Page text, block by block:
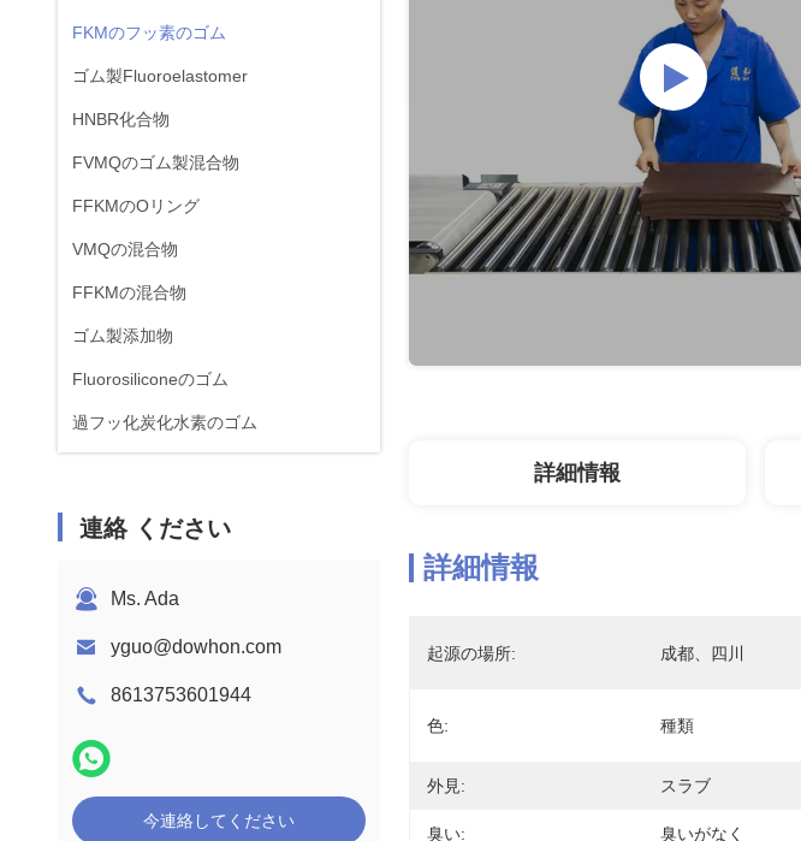
FKMのフッ素のゴム
ゴム製Fluoroelastomer
HNBR化合物
FVMQのゴム製混合物
FFKMのOリング
VMQの混合物
FFKMの混合物
ゴム製添加物
Fluorosiliconeのゴム
過フッ化炭化水素のゴム
連絡 ください
Ms. Ada
yguo@dowhon.com
8613753601944
今連絡してください
詳細情報
詳細情報
起源の場所: 成都、四川
色: 種類
外見: スラブ
臭い: 臭いがなく